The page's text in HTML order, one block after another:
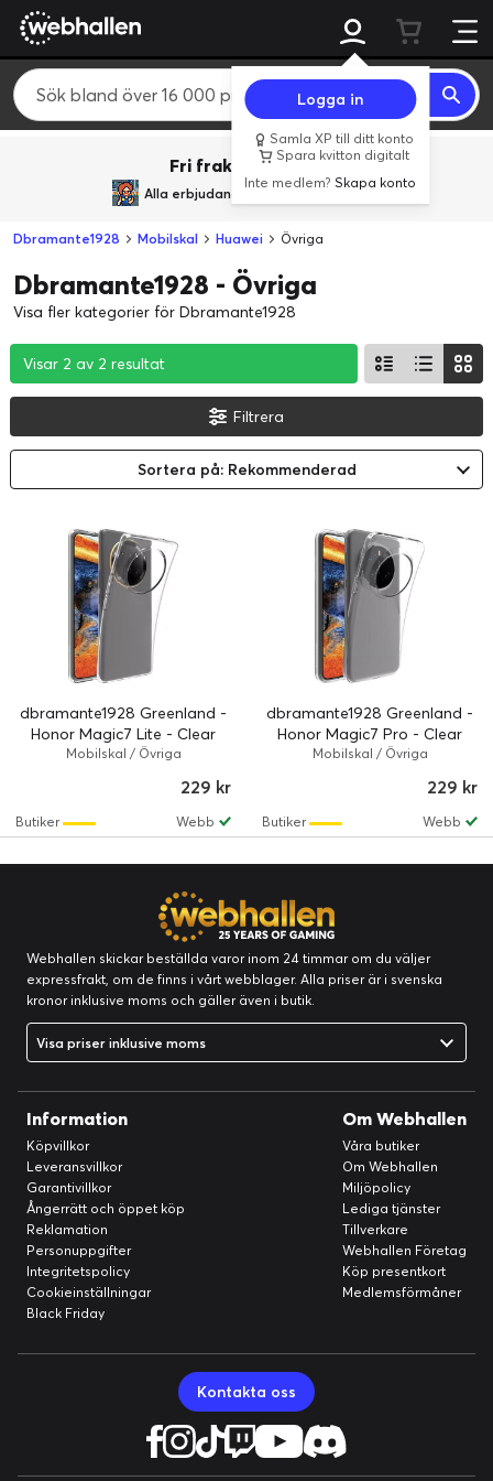
Logga in
Samla XP till ditt konto
Spara kvitton digitalt
Inte medlem?Skapa konto
Fri frakt över 800 kr.
Alla erbjudanden frånBACK TO REALITY
Dbramante1928 Mobilskal Huawei Övriga
Dbramante1928 - Övriga
Visa fler kategorier för Dbramante1928
Visar 2 av 2 resultat
Visar 2 av 2 resultat
Visar 2 av 2 resultat
Filtrera
Sortera på: Rekommenderad
dbramante1928 Greenland -
Honor Magic7 Lite - Clear
Mobilskal / Övriga
229 kr
Webb
Butiker
dbramante1928 Greenland -
Honor Magic7 Pro - Clear
Mobilskal / Övriga
229 kr
Webb
Butiker
Webhallen skickar beställda varor inom 24 timmar om du väljer
expressfrakt, om de finns i vårt webblager. Alla priser är i svenska
kronor inklusive moms och gäller även i butik.
Visa priser inklusive moms
Information
Köpvillkor
Leveransvillkor
Garantivillkor
Ångerrätt och öppet köp
Reklamation
Personuppgifter
Integritetspolicy
Cookieinställningar
Black Friday
Om Webhallen
Våra butiker
Om Webhallen
Miljöpolicy
Lediga tjänster
Tillverkare
Webhallen Företag
Köp presentkort
Medlemsförmåner
Kontakta oss